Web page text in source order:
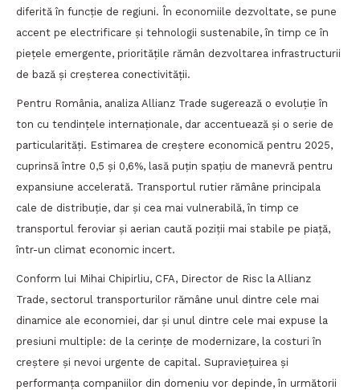
diferită în funcție de regiuni. În economiile dezvoltate, se pune
accent pe electrificare și tehnologii sustenabile, în timp ce în
piețele emergente, prioritățile rămân dezvoltarea infrastructurii
de bază și creșterea conectivității.
Pentru România, analiza Allianz Trade sugerează o evoluție în
ton cu tendințele internaționale, dar accentuează și o serie de
particularități. Estimarea de creștere economică pentru 2025,
cuprinsă între 0,5 și 0,6%, lasă puțin spațiu de manevră pentru
expansiune accelerată. Transportul rutier rămâne principala
cale de distribuție, dar și cea mai vulnerabilă, în timp ce
transportul feroviar și aerian caută poziții mai stabile pe piață,
într-un climat economic incert.
Conform lui Mihai Chipirliu, CFA, Director de Risc la Allianz
Trade, sectorul transporturilor rămâne unul dintre cele mai
dinamice ale economiei, dar și unul dintre cele mai expuse la
presiuni multiple: de la cerințe de modernizare, la costuri în
creștere și nevoi urgente de capital. Supraviețuirea și
performanța companiilor din domeniu vor depinde, în următorii